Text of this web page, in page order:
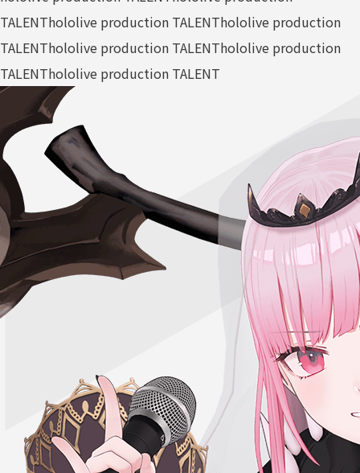
TALENThololive production TALENThololive production
TALENThololive production TALENThololive production
TALENThololive production TALENT